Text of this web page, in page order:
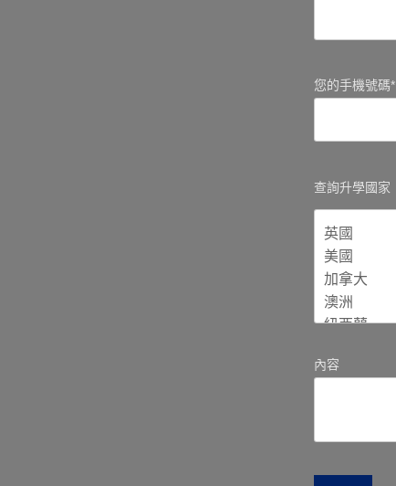
您的手機號碼*
查詢升學國家
內容